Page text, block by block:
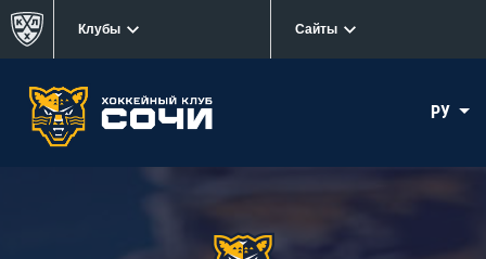
Клубы Сайты
РУ